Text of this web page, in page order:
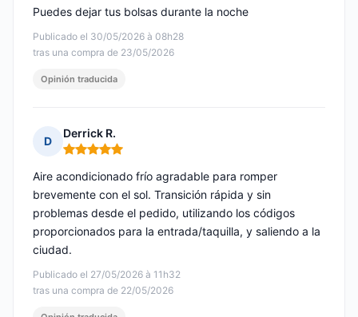
Publicado el 30/05/2026 à 08h28
tras una compra de 23/05/2026
Puedes dejar tus bolsas durante la noche
Opinión traducida
D
Derrick R.
Nota: 5 de 5
Publicado el 27/05/2026 à 11h32
tras una compra de 22/05/2026
Aire acondicionado frío agradable para romper
brevemente con el sol. Transición rápida y sin
problemas desde el pedido, utilizando los códigos
proporcionados para la entrada/taquilla, y saliendo a la
ciudad.